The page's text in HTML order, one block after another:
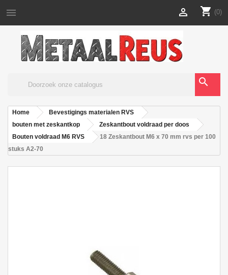
 shopping_cart (0)

search
Home
Bevestigings materialen RVS
bouten met zeskantkop
Zeskantbout voldraad per doos
Bouten voldraad M6 RVS
18 Zeskantbout M6 x 70 mm rvs per 100
stuks A2-70